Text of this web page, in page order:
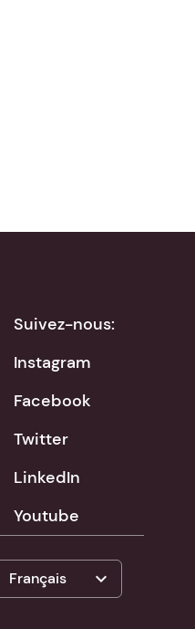
Suivez-nous:
Instagram
Facebook
Twitter
LinkedIn
Youtube
Français expand_more